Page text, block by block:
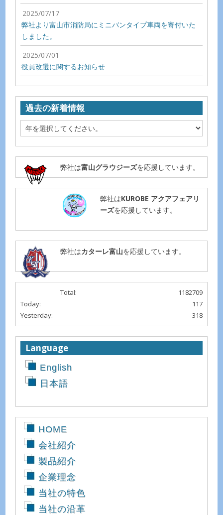
2025/07/17
弊社より富山市消防局にミニバンタイプ車両を寄付いた
しました。
2025/07/01
役員改選に関するお知らせ
過去の新着情報
弊社は富山グラウジーズを応援しています。
弊社はKUROBE アクアフェアリ
ーズを応援しています。
弊社はカターレ富山を応援しています。
1182709
Total:
117
Today:
318
Yesterday:
Language
English
日本語
HOME
会社紹介
製品紹介
企業理念
当社の特色
当社の沿革